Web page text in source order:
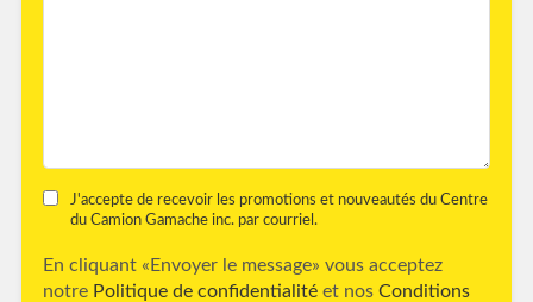
J'accepte de recevoir les promotions et nouveautés du Centre
du Camion Gamache inc. par courriel.
En cliquant «Envoyer le message» vous acceptez
notre Politique de confidentialité et nos Conditions